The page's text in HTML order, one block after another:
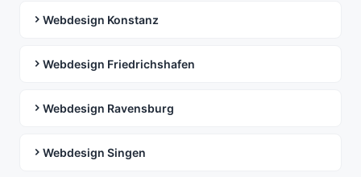
Webdesign Konstanz
Webdesign Friedrichshafen
Webdesign Ravensburg
Webdesign Singen